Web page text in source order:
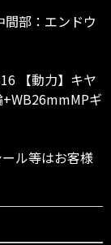
間部：エンドウ
【動力】キヤ
ギ
ル等はお客様